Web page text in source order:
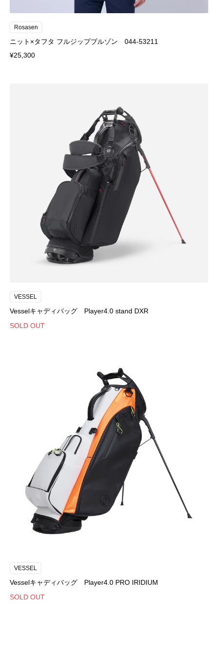
Rosasen
ニット×タフタ フルジップブルゾン 044-53211
¥25,300
VESSEL
Vesselキャディバッグ Player4.0 stand DXR
SOLD OUT
VESSEL
Vesselキャディバッグ Player4.0 PRO IRIDIUM
SOLD OUT